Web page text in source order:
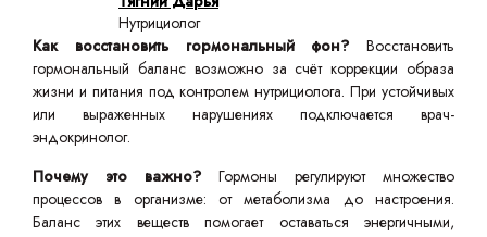
Нутрициолог
Как восстановить гормональный фон? Восстановить
гормональный баланс возможно за счёт коррекции образа
жизни и питания под контролем нутрициолога. При устойчивых
или выраженных нарушениях подключается врач-
эндокринолог.
Почему это важно? Гормоны регулируют множество
процессов в организме: от метаболизма до настроения.
Баланс этих веществ помогает оставаться энергичными,